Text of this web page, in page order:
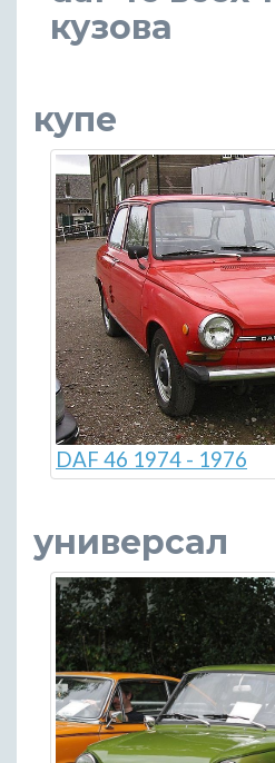
кузова
купе
DAF 46 1974 - 1976
универсал